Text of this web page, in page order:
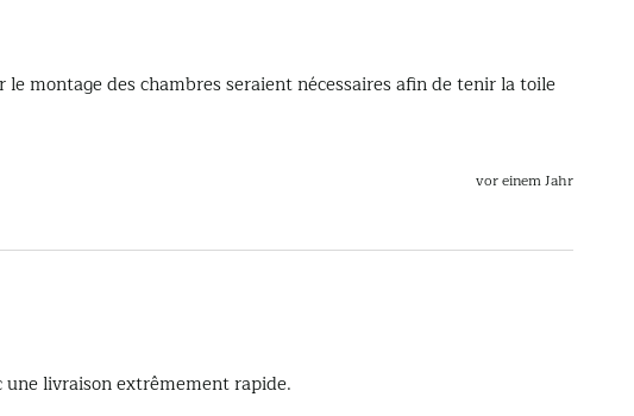
montage des chambres seraient nécessaires afin de tenir la toile
vor einem Jahr